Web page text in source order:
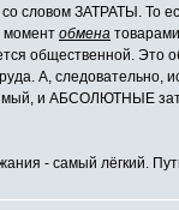
словом ЗАТРАТЫ. То
момент обмена
общественной. Это
А,
и АБСОЛЮТНЫЕ
- самый лёгкий.